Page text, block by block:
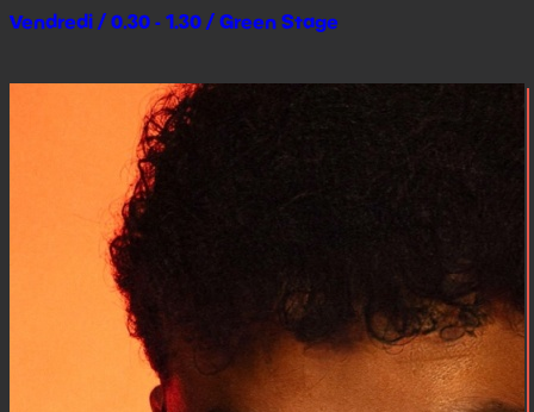
Vendredi / 0.30 - 1.30 / Green Stage